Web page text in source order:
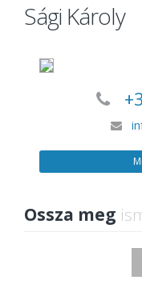
Sági Károly
Ossza meg